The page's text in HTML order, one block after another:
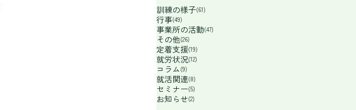
訓練の様子(61)
行事(49)
事業所の活動(47)
その他(26)
定着支援(19)
就労状況(12)
コラム(9)
就活関連(8)
セミナー(5)
お知らせ(2)